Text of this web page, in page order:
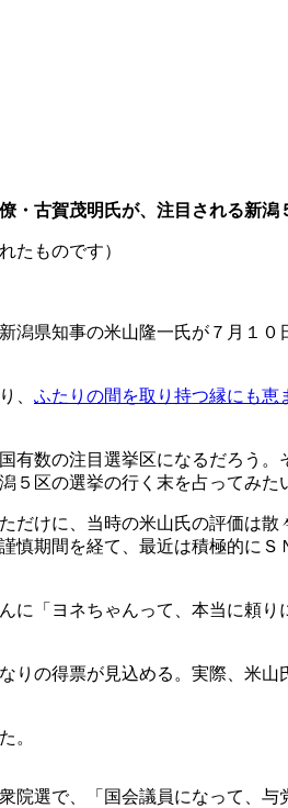
・古賀茂明氏が、注目される新潟
たものです）
県知事の米山隆一氏が７月１
、 ふたりの間を取り持つ縁にも恵
数の注目選挙区になるだろう
区の選挙の行く末を占ってみた
けに、当時の米山氏の評価は
期間を経て、最近は積極的に
「ヨネちゃんって、本当に頼
の得票が見込める。実際、米
た。
選で、「国会議員になって、